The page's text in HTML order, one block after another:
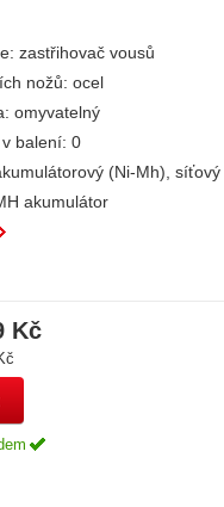
zastřihovač vousů
nožů: ocel
omyvatelný
balení: 0
(Ni-Mh), síťový
akumulátor
Kč